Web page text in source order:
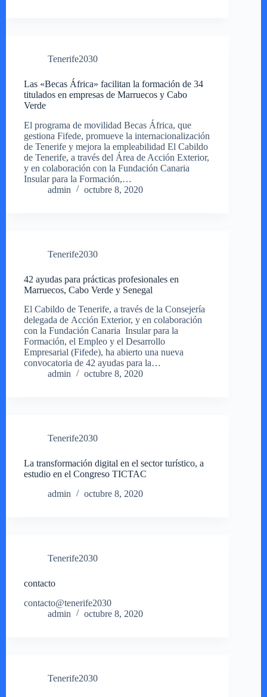
Tenerife2030
Las «Becas África» facilitan la formación de 34
titulados en empresas de Marruecos y Cabo
Verde
El programa de movilidad Becas África, que
gestiona Fifede, promueve la internacionalización
de Tenerife y mejora la empleabilidad El Cabildo
de Tenerife, a través del Área de Acción Exterior,
y en colaboración con la Fundación Canaria
Insular para la Formación,…
admin
octubre 8, 2020
Tenerife2030
42 ayudas para prácticas profesionales en
Marruecos, Cabo Verde y Senegal
El Cabildo de Tenerife, a través de la Consejería
delegada de Acción Exterior, y en colaboración
con la Fundación Canaria Insular para la
Formación, el Empleo y el Desarrollo
Empresarial (Fifede), ha abierto una nueva
convocatoria de 42 ayudas para la…
admin
octubre 8, 2020
Tenerife2030
La transformación digital en el sector turístico, a
estudio en el Congreso TICTAC
admin
octubre 8, 2020
Tenerife2030
contacto
contacto@tenerife2030
admin
octubre 8, 2020
Tenerife2030